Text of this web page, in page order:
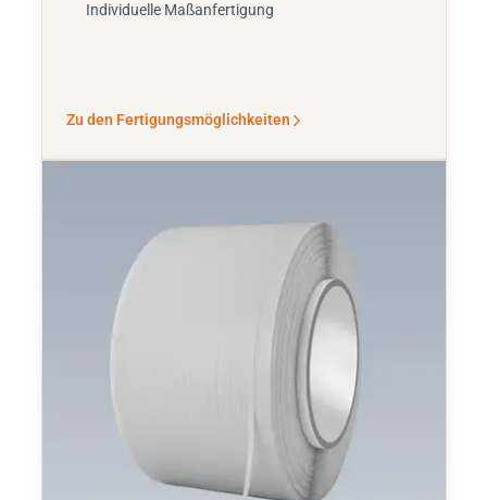
Individuelle Maßanfertigung
Zu den Fertigungsmöglichkeiten